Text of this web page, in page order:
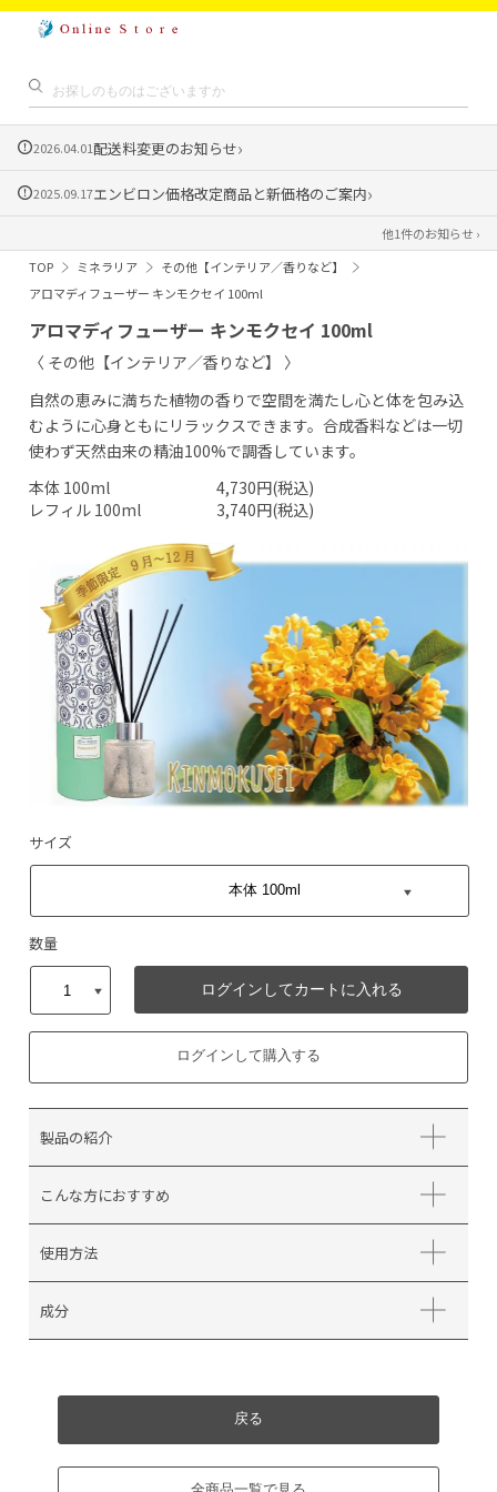
2026.04.01配送料変更のお知らせ›
2025.09.17エンビロン価格改定商品と新価格のご案内›
他1件のお知らせ ›
TOP
ミネラリア
その他【インテリア／香りなど】
アロマディフューザー キンモクセイ 100ml
アロマディフューザー キンモクセイ 100ml
〈 その他【インテリア／香りなど】 〉
自然の恵みに満ちた植物の香りで空間を満たし心と体を包み込
むように心身ともにリラックスできます。合成香料などは一切
使わず天然由来の精油100%で調香しています。
本体 100ml
4,730円(税込)
レフィル 100ml
3,740円(税込)
サイズ
数量
ログインしてカートに入れる
ログインして購入する
製品の紹介
こんな方におすすめ
使用方法
成分
戻る